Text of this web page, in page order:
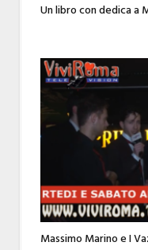
Un libro con dedica a
Massimo Marino e I